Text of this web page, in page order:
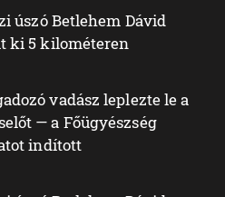
úszó Betlehem Dávid
ki 5 kilométeren
vadász leplezte le a
— a Főügyészség
indított